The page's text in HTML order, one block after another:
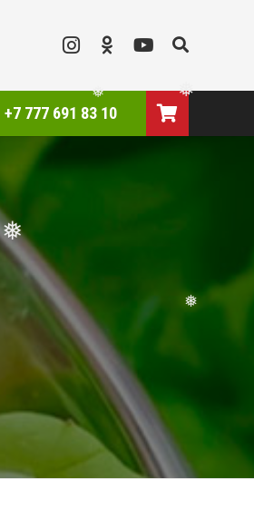
❅
❅
+7 777 691 83 10